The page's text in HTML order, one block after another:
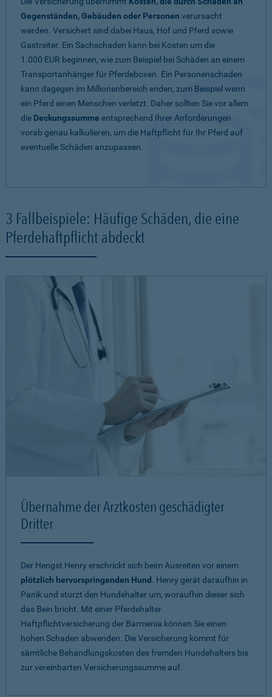
Gegenständen, Gebäuden oder Personen verursacht
werden. Versichert sind dabei Haus, Hof und Pferd sowie
Gastreiter. Ein Sachschaden kann bei Kosten um die
1.000 EUR beginnen, wie zum Beispiel bei Schäden an einem
Transportanhänger für Pferdeboxen. Ein Personenschaden
kann dagegen im Millionenbereich enden, zum Beispiel wenn
ein Pferd einen Menschen verletzt. Daher sollten Sie vor allem
die Deckungssumme entsprechend Ihrer Anforderungen
vorab genau kalkulieren, um die Haftpflicht für Ihr Pferd auf
eventuelle Schäden anzupassen.
3 Fallbeispiele: Häufige Schäden, die eine
Pferdehaftpflicht abdeckt
Übernahme der Arztkosten geschädigter
Dritter
Der Hengst Henry erschrickt sich beim Ausreiten vor einem
plötzlich hervorspringenden Hund . Henry gerät daraufhin in
Panik und stürzt den Hundehalter um, woraufhin dieser sich
das Bein bricht. Mit einer Pferdehalter
Haftpflichtversicherung der Barmenia können Sie einen
hohen Schaden abwenden. Die Versicherung kommt für
sämtliche Behandlungskosten des fremden Hundehalters bis
zur vereinbarten Versicherungssumme auf.